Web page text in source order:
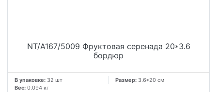
NT/A167/5009 Фруктовая серенада 20*3.6
бордюр
В упаковке: 32 шт Размер: 3.6*20 см
Вес: 0.094 кг